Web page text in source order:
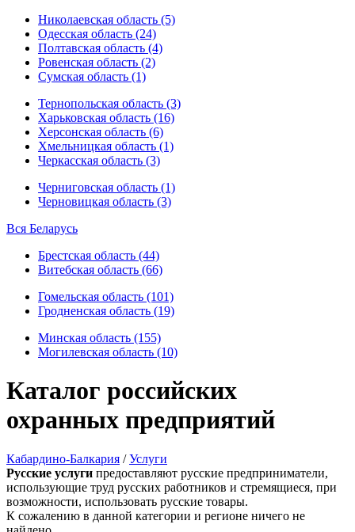
Николаевская область (5)
Одесская область (24)
Полтавская область (4)
Ровенская область (2)
Сумская область (1)
Тернопольская область (3)
Харьковская область (16)
Херсонская область (6)
Хмельницкая область (1)
Черкасская область (3)
Черниговская область (1)
Черновицкая область (3)
Вся Беларусь
Брестская область (44)
Витебская область (66)
Гомельская область (101)
Гродненская область (19)
Минская область (155)
Могилевская область (10)
Каталог российских
охранных предприятий
Кабардино-Балкария /Услуги
Русские услуги предоставляют русские предприниматели,
использующие труд русских работников и стремящиеся, при
возможности, использовать русские товары.
К сожалению в данной категории и регионе ничего не